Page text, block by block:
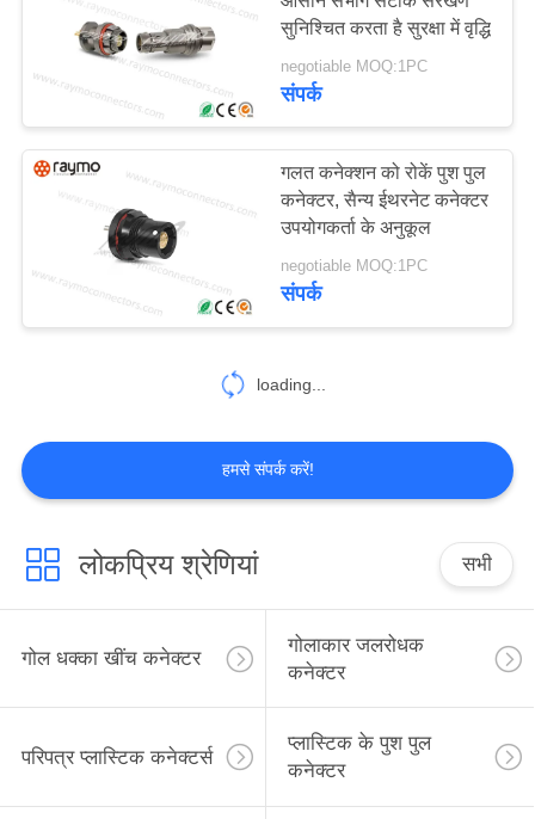
लघु परिपत्र कनेक्टर
थ्रेडेड विद्युत कनेक्टर
31
एएमसी कनेक्टर
34
सुनिश्चित करता है सुरक्षा में वृद्धि
negotiable MOQ:1PC
संपर्क
गलत कनेक्शन को रोकें पुश पुल
कनेक्टर, सैन्य ईथरनेट कनेक्टर
उपयोगकर्ता के अनुकूल
negotiable MOQ:1PC
संपर्क
loading...
हमसे संपर्क करें!
लोकप्रिय श्रेणियां सभी
गोल धक्का खींच कनेक्टर
गोलाकार जलरोधक
कनेक्टर
परिपत्र प्लास्टिक कनेक्टर्स
प्लास्टिक के पुश पुल
कनेक्टर